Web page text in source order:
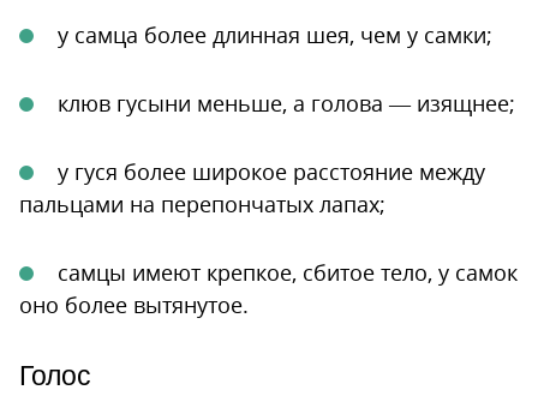
у самца более длинная шея, чем у самки;
клюв гусыни меньше, а голова — изящнее;
у гуся более широкое расстояние между
пальцами на перепончатых лапах;
самцы имеют крепкое, сбитое тело, у самок
оно более вытянутое.
Голос